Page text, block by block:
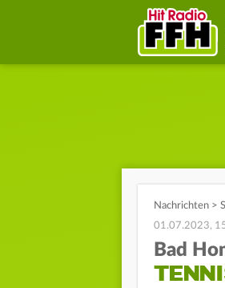
Nachrichten >
01.07.2023,
Bad